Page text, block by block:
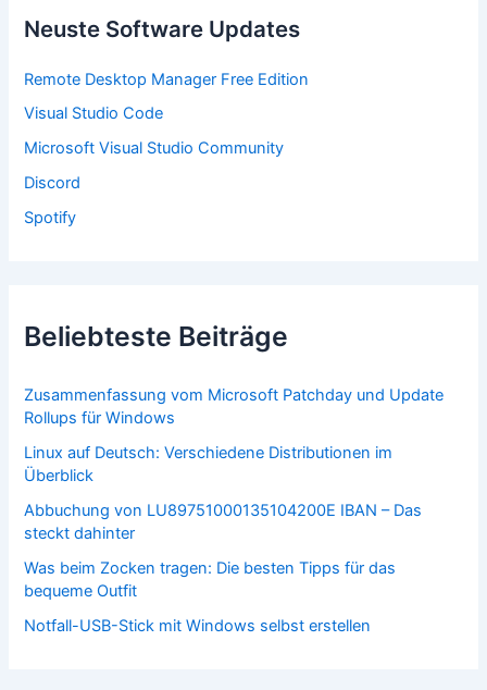
n
h
:
Neuste Software Updates
Remote Desktop Manager Free Edition
Visual Studio Code
Microsoft Visual Studio Community
Discord
Spotify
Beliebteste Beiträge
Zusammenfassung vom Microsoft Patchday und Update
Rollups für Windows
Linux auf Deutsch: Verschiedene Distributionen im
Überblick
Abbuchung von LU89751000135104200E IBAN – Das
steckt dahinter
Was beim Zocken tragen: Die besten Tipps für das
bequeme Outfit
Notfall-USB-Stick mit Windows selbst erstellen